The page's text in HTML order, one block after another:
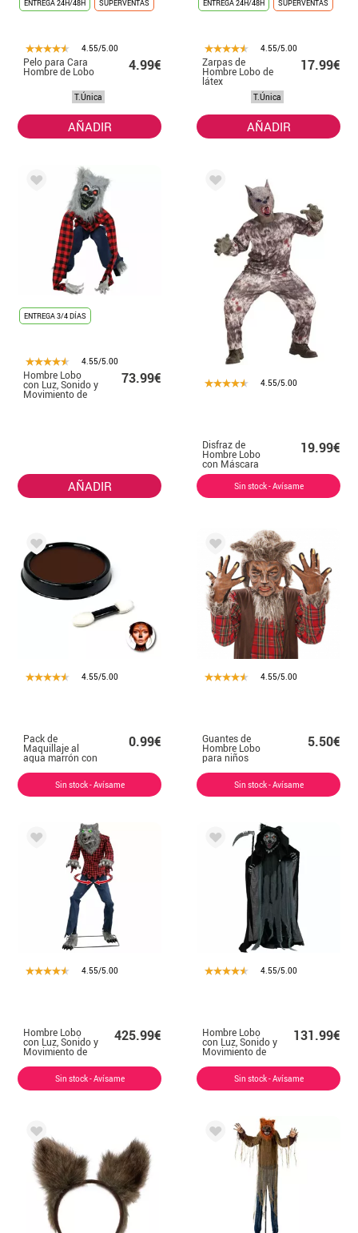
ENTREGA 24H/48H SUPERVENTAS
4.55/5.00
Pelo para Cara
Hombre de Lobo 4.99€
T.Única
AÑADIR
ENTREGA 24H/48H SUPERVENTAS
4.55/5.00
Zarpas de
Hombre Lobo de
látex
17.99€
T.Única
AÑADIR
ENTREGA 3/4 DÍAS
4.55/5.00
Hombre Lobo
con Luz, Sonido y
Movimiento de
73.99€
AÑADIR
4.55/5.00
Disfraz de
Hombre Lobo
con Máscara
para niño
19.99€
Sin stock - Avísame
4.55/5.00
Pack de
Maquillaje al
agua marrón con
brocha
0.99€
Sin stock - Avísame
4.55/5.00
Guantes de
Hombre Lobo
para niños
5.50€
Sin stock - Avísame
4.55/5.00
Hombre Lobo
con Luz, Sonido y
Movimiento de
425.99€
Sin stock - Avísame
4.55/5.00
Hombre Lobo
con Luz, Sonido y
Movimiento de
131.99€
Sin stock - Avísame